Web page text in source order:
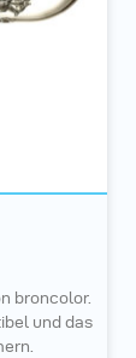
broncolor.
und das